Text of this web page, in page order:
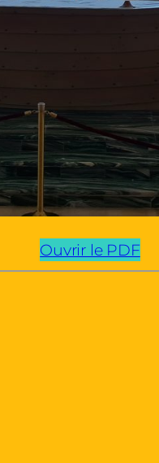
Ouvrir le PDF